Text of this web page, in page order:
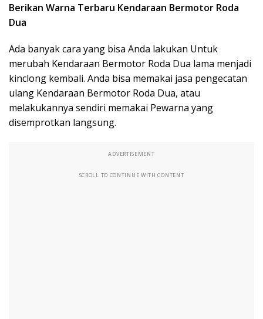
Berikan Warna Terbaru Kendaraan Bermotor Roda
Dua
Ada banyak cara yang bisa Anda lakukan Untuk
merubah Kendaraan Bermotor Roda Dua lama menjadi
kinclong kembali. Anda bisa memakai jasa pengecatan
ulang Kendaraan Bermotor Roda Dua, atau
melakukannya sendiri memakai Pewarna yang
disemprotkan langsung.
ADVERTISEMENT
SCROLL TO CONTINUE WITH CONTENT